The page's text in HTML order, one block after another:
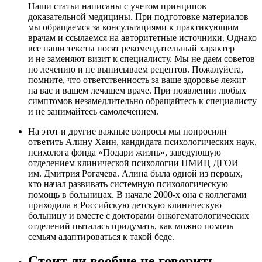
Наши статьи написаны с учетом принципов
доказательной медицины. При подготовке материалов
мы обращаемся за консультациями к практикующим
врачам и ссылаемся на авторитетные источники. Однако
все наши тексты носят рекомендательный характер
и не заменяют визит к специалисту. Мы не даем советов
по лечению и не выписываем рецептов. Пожалуйста,
помните, что ответственность за ваше здоровье лежит
на вас и вашем лечащем враче. При появлении любых
симптомов незамедлительно обращайтесь к специалисту
и не занимайтесь самолечением.
На этот и другие важные вопросы мы попросили
ответить Алину Хаин, кандидата психологических наук,
психолога фонда «Подари жизнь», заведующую
отделением клинической психологии НМИЦ ДГОИ
им. Дмитрия Рогачева. Алина была одной из первых,
кто начал развивать системную психологическую
помощь в больницах. В начале 2000-х она с коллегами
приходила в Российскую детскую клиническую
больницу и вместе с докторами онкогематологических
отделений пыталась придумать, как можно помочь
семьям адаптироваться к такой беде.